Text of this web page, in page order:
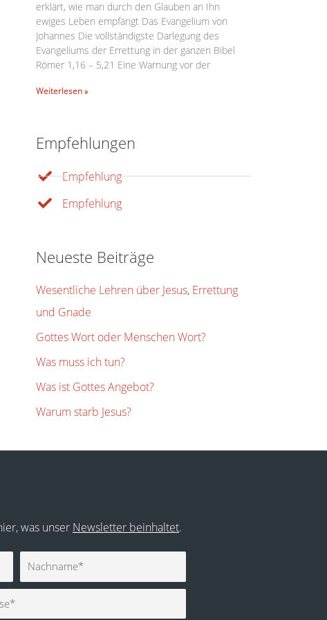
Office 365
erklärt, wie man durch den Glauben an Ihn
ewiges Leben empfängt Das Evangelium von
Johannes Die vollständigste Darlegung des
Evangeliums der Errettung in der ganzen Bibel
Römer 1,16 – 5,21 Eine Warnung vor der
Weiterlesen »
Empfehlungen
Empfehlung
Empfehlung
Neueste Beiträge
Wesentliche Lehren über Jesus, Errettung
und Gnade
Gottes Wort oder Menschen Wort?
Was muss ich tun?
Was ist Gottes Angebot?
Warum starb Jesus?
was unser Newsletter beinhaltet.
Nachname